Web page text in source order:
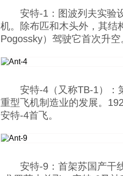
安特-1：图波列夫实验
机。除布匹和木头外，其结
Pogossky）驾驶它首次升
安特-4（又称TB-1）：
重型飞机制造业的发展。
安特-4首飞。
安特-9：首架苏国产干